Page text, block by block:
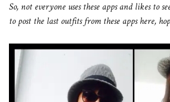
So, not everyone uses these apps and likes to
to post the last outfits from these apps here,